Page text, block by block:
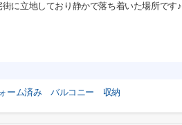
に立地しており静かで落ち着いた場所です♪
ーム済み バルコニー 収納